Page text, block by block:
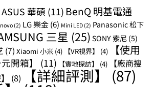
ASUS 華碩 (11) BenQ 明基電通
(2) LG 樂金(6) Mini LED (2) Panasonic 松下
三星 (25) SONY 索尼 (5)
(7) Xiaomi 小米 (4) 【VR視界】 (4)
【使用
元開箱】 (11) 【實地探訪】 (4)
【廠商搜
(8) 【詳細評測】 (87)